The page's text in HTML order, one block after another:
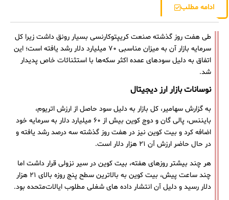
ادامه مطلب
طی هفت روز گذشته صنعت کریپتوکارنسی بسیار رونق داشت زیرا کل
سرمایه بازار آن به میزان مناسبی ۷۰ میلیارد دلار رشد یافته است؛ این
اتفاق به دلیل سودهای عمده اکثر سکه‌ها با استثنائات خاص پدیدار
شد.
نوسانات بازار ارز دیجیتال
به گزارش سهامیر، کل بازار به دلیل سود حاصل از ارزش اتریوم،
بایننس، پالی گان و دوج کوین بیش از ۶۰ میلیارد دلار به سرمایه خود
اضافه کرد و بیت ‌کوین نیز در هفت روز گذشته سه درصد رشد یافته و
در حال حاضر ارزش آن ۲۱ هزار دلار است.
هر چند بیشتر روزهای هفته، بیت ‌کوین در سیر نزولی قرار داشت اما
چند ساعت پیش، بیت ‌کوین به بالاترین سطح پنج روزه بالای ۲۱ هزار
دلار رسید و دلیل آن انتشار داده ‌های شغلی مطلوب ایالات‌متحده بود.